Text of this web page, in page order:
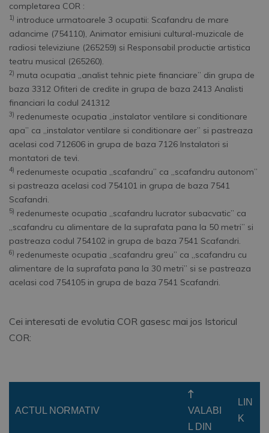
completarea COR :
1) introduce urmatoarele 3 ocupatii: Scafandru de mare
adancime (754110), Animator emisiuni cultural-muzicale de
radiosi televiziune (265259) si Responsabil productie artistica
teatru musical (265260).
2) muta ocupatia „analist tehnic piete financiare” din grupa de
baza 3312 Ofiteri de credite in grupa de baza 2413 Analisti
financiari la codul 241312
3) redenumeste ocupatia „instalator ventilare si conditionare
apa” ca „instalator ventilare si conditionare aer” si pastreaza
acelasi cod 712606 in grupa de baza 7126 Instalatori si
montatori de tevi.
4) redenumeste ocupatia „scafandru” ca „scafandru autonom”
si pastreaza acelasi cod 754101 in grupa de baza 7541
Scafandri.
5) redenumeste ocupatia „scafandru lucrator subacvatic” ca
„scafandru cu alimentare de la suprafata pana la 50 metri” si
pastreaza codul 754102 in grupa de baza 7541 Scafandri.
6) redenumeste ocupatia „scafandru greu” ca „scafandru cu
alimentare de la suprafata pana la 30 metri” si se pastreaza
acelasi cod 754105 in grupa de baza 7541 Scafandri.
Cei interesati de evolutia COR gasesc mai jos Istoricul
COR:
ACTUL NORMATIV
VALABI
L DIN
LIN
K